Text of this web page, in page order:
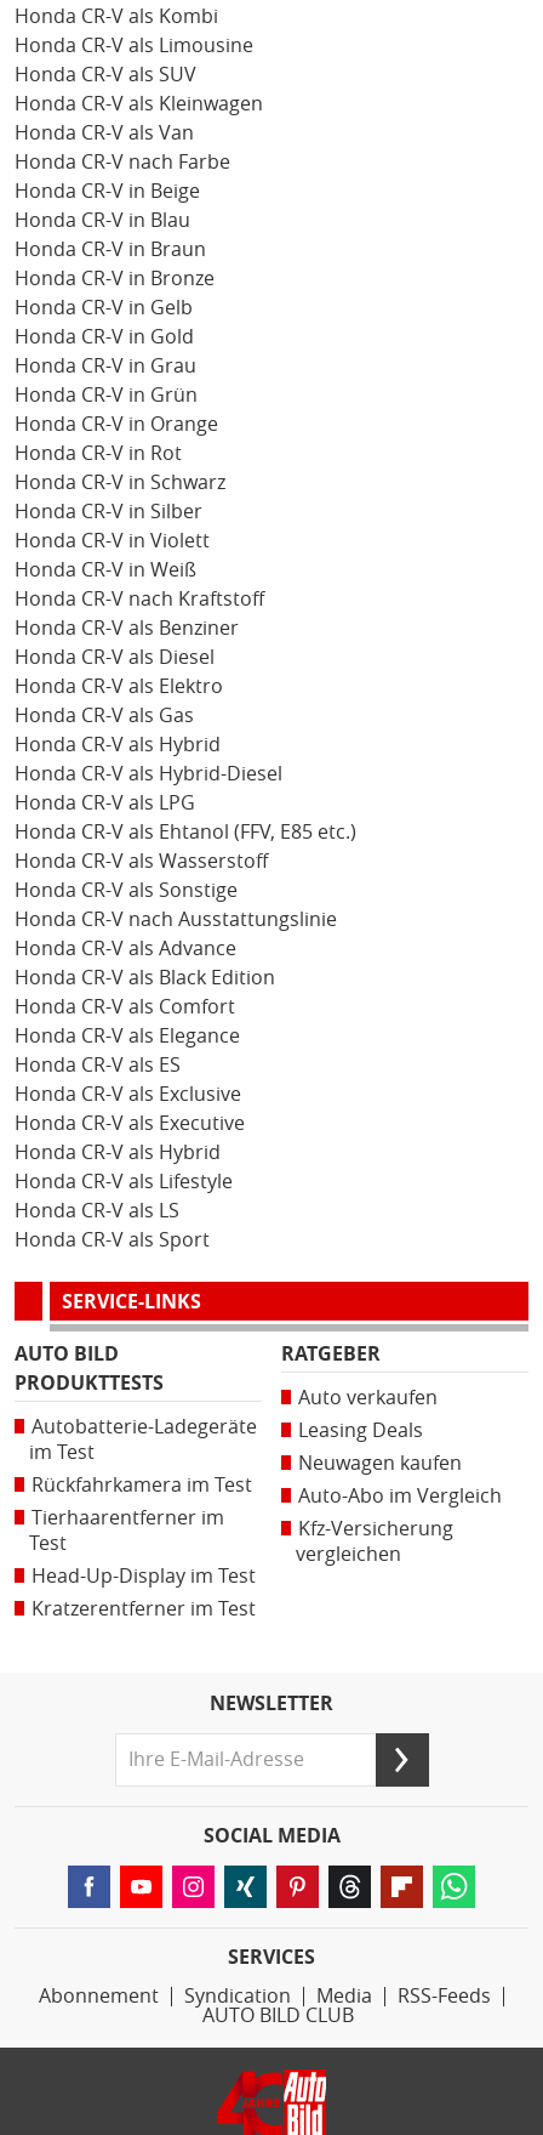
Honda CR-V als Kombi
Honda CR-V als Limousine
Honda CR-V als SUV
Honda CR-V als Kleinwagen
Honda CR-V als Van
Honda CR-V nach Farbe
Honda CR-V in Beige
Honda CR-V in Blau
Honda CR-V in Braun
Honda CR-V in Bronze
Honda CR-V in Gelb
Honda CR-V in Gold
Honda CR-V in Grau
Honda CR-V in Grün
Honda CR-V in Orange
Honda CR-V in Rot
Honda CR-V in Schwarz
Honda CR-V in Silber
Honda CR-V in Violett
Honda CR-V in Weiß
Honda CR-V nach Kraftstoff
Honda CR-V als Benziner
Honda CR-V als Diesel
Honda CR-V als Elektro
Honda CR-V als Gas
Honda CR-V als Hybrid
Honda CR-V als Hybrid-Diesel
Honda CR-V als LPG
Honda CR-V als Ehtanol (FFV, E85 etc.)
Honda CR-V als Wasserstoff
Honda CR-V als Sonstige
Honda CR-V nach Ausstattungslinie
Honda CR-V als Advance
Honda CR-V als Black Edition
Honda CR-V als Comfort
Honda CR-V als Elegance
Honda CR-V als ES
Honda CR-V als Exclusive
Honda CR-V als Executive
Honda CR-V als Hybrid
Honda CR-V als Lifestyle
Honda CR-V als LS
Honda CR-V als Sport
SERVICE-LINKS
AUTO BILD
PRODUKTTESTS
Autobatterie-Ladegeräte
im Test
Rückfahrkamera im Test
Tierhaarentferner im
Test
Head-Up-Display im Test
Kratzerentferner im Test
RATGEBER
Auto verkaufen
Leasing Deals
Neuwagen kaufen
Auto-Abo im Vergleich
Kfz-Versicherung
vergleichen
NEWSLETTER
SOCIAL MEDIA
SERVICES
Abonnement
Syndication Media
RSS-Feeds
AUTO BILD CLUB